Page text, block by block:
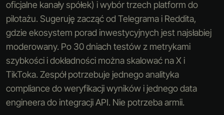
oficjalne kanały spółek) i wybór trzech platform do
pilotażu. Sugeruję zacząć od Telegrama i Reddita,
gdzie ekosystem porad inwestycyjnych jest najsłabiej
moderowany. Po 30 dniach testów z metrykami
szybkości i dokładności można skalować na X i
TikToka. Zespół potrzebuje jednego analityka
compliance do weryfikacji wyników i jednego data
engineera do integracji API. Nie potrzeba armii.